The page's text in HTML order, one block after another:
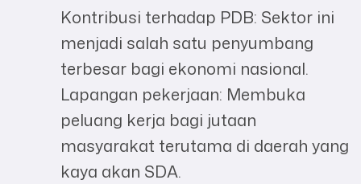
Kontribusi terhadap PDB: Sektor ini
menjadi salah satu penyumbang
terbesar bagi ekonomi nasional.
Lapangan pekerjaan: Membuka
peluang kerja bagi jutaan
masyarakat terutama di daerah yang
kaya akan SDA.